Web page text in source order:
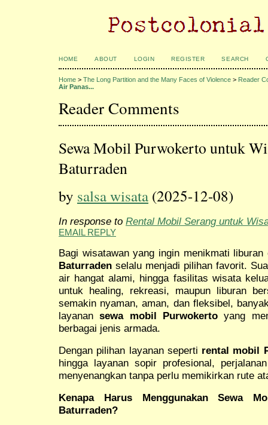
HOME ABOUT LOGIN REGISTER SEARCH
Home > The Long Partition and the Many Faces of Violence > Reader
Air Panas...
Reader Comments
Sewa Mobil Purwokerto untuk
Baturraden
by salsa wisata (2025-12-08)
In response to Rental Mobil Serang untuk
EMAIL REPLY
Bagi wisatawan yang ingin menikmati
Baturraden selalu menjadi pilihan favorit.
air hangat alami, hingga fasilitas wisata
untuk healing, rekreasi, maupun liburan
semakin nyaman, aman, dan fleksibel,
layanansewa mobil Purwokertoyang
berbagai jenis armada.
Dengan pilihan layanan seperti rental mobil
hingga layanan sopir profesional,
menyenangkan tanpa perlu memikirkan rute
Kenapa Harus Menggunakan Sewa
Baturraden?